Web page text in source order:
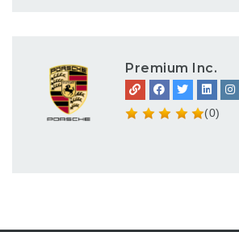
Premium Inc.
(0)